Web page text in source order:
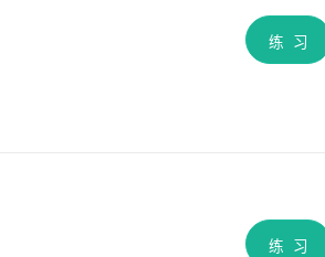
练 习
练 习